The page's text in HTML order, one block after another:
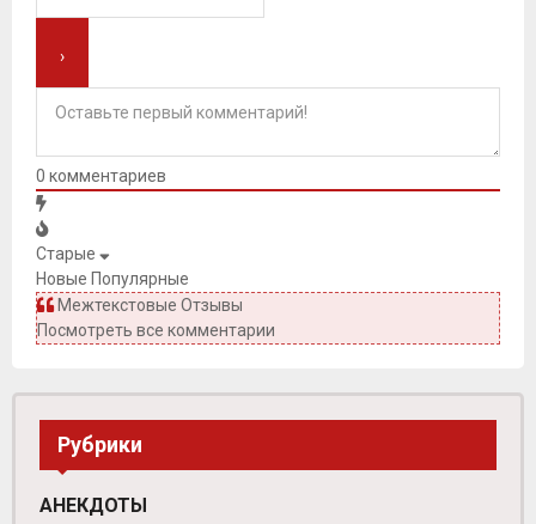
0 комментариев
Старые
Новые Популярные
Межтекстовые Отзывы
Посмотреть все комментарии
Рубрики
АНЕКДОТЫ